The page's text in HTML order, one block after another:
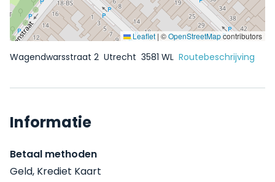
Leaflet | ©OpenStreetMapcontributors
Wagendwarsstraat 2 Utrecht 3581 WL Routebeschrijving
Informatie
Betaal methoden
Geld, Krediet Kaart